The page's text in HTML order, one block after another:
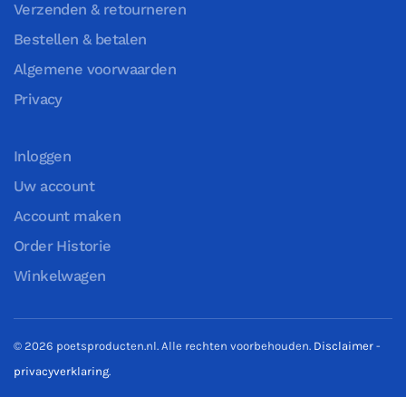
Verzenden & retourneren
Bestellen & betalen
Algemene voorwaarden
Privacy
Inloggen
Uw account
Account maken
Order Historie
Winkelwagen
© 2026 poetsproducten.nl. Alle rechten voorbehouden. Disclaimer -
privacyverklaring.